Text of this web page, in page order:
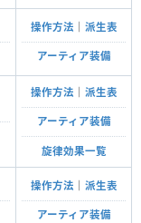
操作方法 派生表
アーティア装備
操作方法 派生表
アーティア装備
旋律効果一覧
操作方法 派生表
アーティア装備